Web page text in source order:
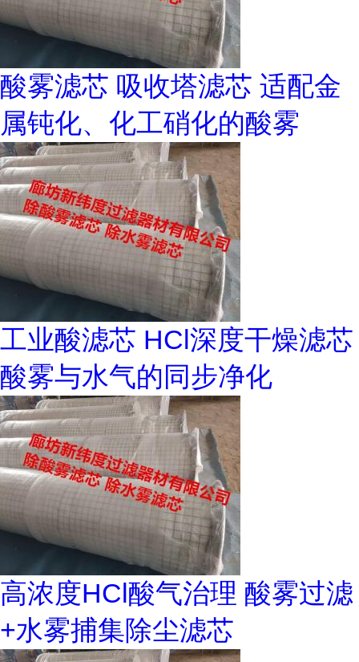
酸雾滤芯 吸收塔滤芯 适配金
属钝化、化工硝化的酸雾
工业酸滤芯 HCl深度干燥滤芯
酸雾与水气的同步净化
高浓度HCl酸气治理 酸雾过滤
+水雾捕集除尘滤芯